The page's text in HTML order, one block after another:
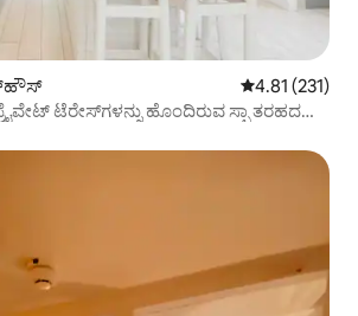
5 ರಲ್ಲಿ 4.81
4.81 (231)
ಟೆರೇಸ್‌ಗಳನ್ನು ಹೊಂದಿರುವ ಸ್ಪಾ ತರಹದ